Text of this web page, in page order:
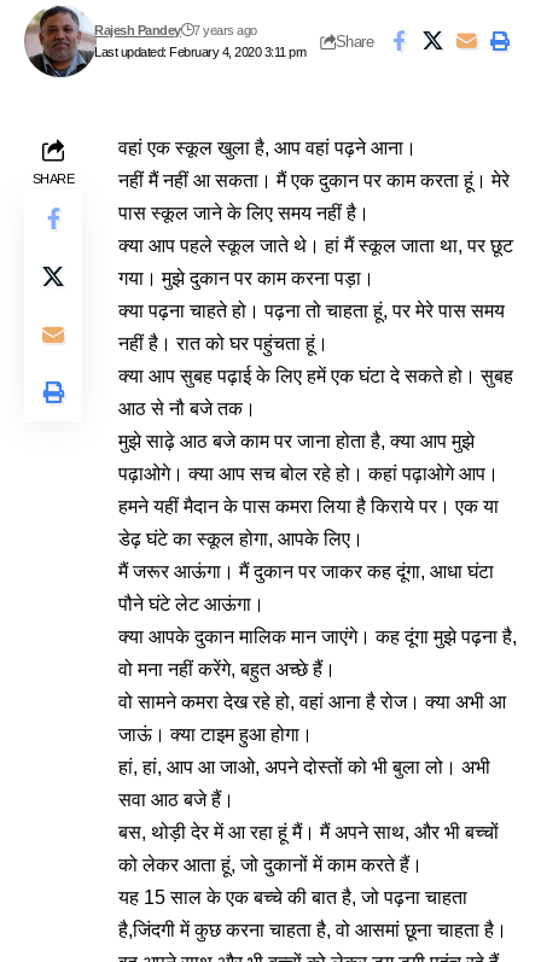
Last updated: February 4, 2020 3:11 pm
Rajesh Pandey 7 years ago
Share
SHARE
वहां एक स्कूल खुला है, आप वहां पढ़ने आना।
नहीं मैं नहीं आ सकता। मैं एक दुकान पर काम करता हूं। मेरे
पास स्कूल जाने के लिए समय नहीं है।
क्या आप पहले स्कूल जाते थे। हां मैं स्कूल जाता था, पर छूट
गया। मुझे दुकान पर काम करना पड़ा।
क्या पढ़ना चाहते हो। पढ़ना तो चाहता हूं, पर मेरे पास समय
नहीं है। रात को घर पहुंचता हूं।
क्या आप सुबह पढ़ाई के लिए हमें एक घंटा दे सकते हो। सुबह
आठ से नौ बजे तक।
मुझे साढ़े आठ बजे काम पर जाना होता है, क्या आप मुझे
पढ़ाओगे। क्या आप सच बोल रहे हो। कहां पढ़ाओगे आप।
हमने यहीं मैदान के पास कमरा लिया है किराये पर। एक या
डेढ़ घंटे का स्कूल होगा, आपके लिए।
मैं जरूर आऊंगा। मैं दुकान पर जाकर कह दूंगा, आधा घंटा
पौने घंटे लेट आऊंगा।
क्या आपके दुकान मालिक मान जाएंगे। कह दूंगा मुझे पढ़ना है,
वो मना नहीं करेंगे, बहुत अच्छे हैं।
वो सामने कमरा देख रहे हो, वहां आना है रोज। क्या अभी आ
जाऊं। क्या टाइम हुआ होगा।
हां, हां, आप आ जाओ, अपने दोस्तों को भी बुला लो। अभी
सवा आठ बजे हैं।
बस, थोड़ी देर में आ रहा हूं मैं। मैं अपने साथ, और भी बच्चों
को लेकर आता हूं, जो दुकानों में काम करते हैं।
यह 15 साल के एक बच्चे की बात है, जो पढ़ना चाहता
है,जिंदगी में कुछ करना चाहता है, वो आसमां छूना चाहता है।